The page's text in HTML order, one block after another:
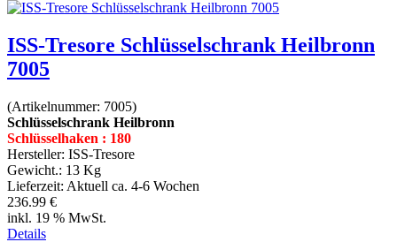
ISS-Tresore Schlüsselschrank Heilbronn
7005
(Artikelnummer: 7005)
Schlüsselschrank Heilbronn
Schlüsselhaken : 180
Hersteller: ISS-Tresore
Gewicht.: 13 Kg
Lieferzeit: Aktuell ca. 4-6 Wochen
236.99 €
inkl. 19 % MwSt.
Details